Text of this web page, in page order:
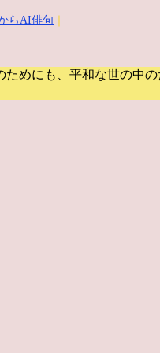
らAI俳句
ためにも、平和な世の中